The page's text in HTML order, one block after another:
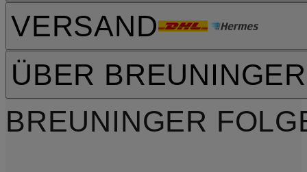
VERSAND
ÜBER BREUNINGER
BREUNINGER